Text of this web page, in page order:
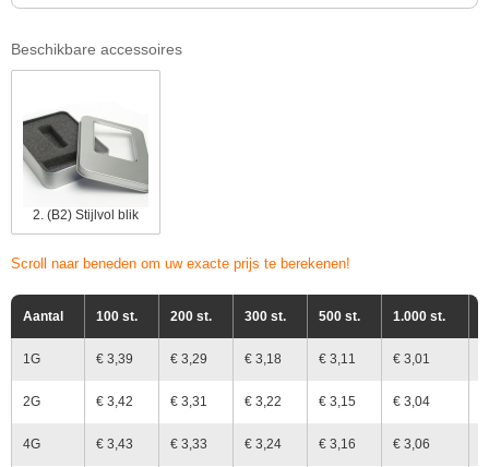
Beschikbare accessoires
2. (B2) Stijlvol blik
Scroll naar beneden om uw exacte prijs te berekenen!
Aantal 100 st. 200 st. 300 st. 500 st. 1.000 st.
1G € 3,39 € 3,29 € 3,18 € 3,11 € 3,01
2G € 3,42 € 3,31 € 3,22 € 3,15 € 3,04
4G € 3,43 € 3,33 € 3,24 € 3,16 € 3,06